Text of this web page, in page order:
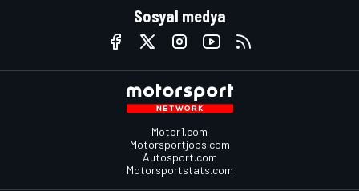
Sosyal medya
Motor1.com
Motorsportjobs.com
Autosport.com
Motorsportstats.com